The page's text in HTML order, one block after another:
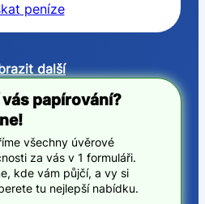
peníze
další
vás papírování?
všechny úvěrové
za vás v 1 formuláři.
kde vám půjčí, a vy si
tu nejlepší nabídku.